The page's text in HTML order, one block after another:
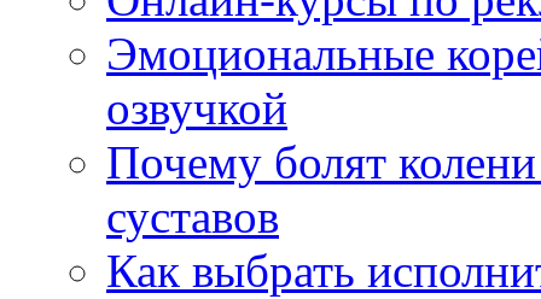
Эмоциональные
озвучкой
Почему болят
суставов
Как выбрать